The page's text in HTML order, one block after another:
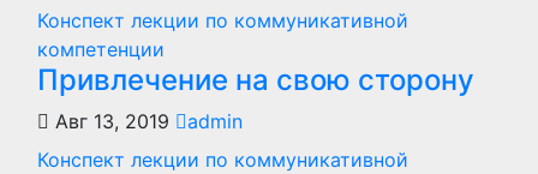
Конспект лекции по коммуникативной
компетенции
Привлечение на свою сторону
Авг 13, 2019
admin
Конспект лекции по коммуникативной